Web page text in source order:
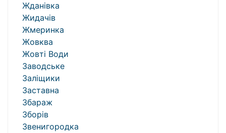
Жданівка
Жидачів
Жмеринка
Жовква
Жовті Води
Заводське
Заліщики
Заставна
Збараж
Зборів
Звенигородка